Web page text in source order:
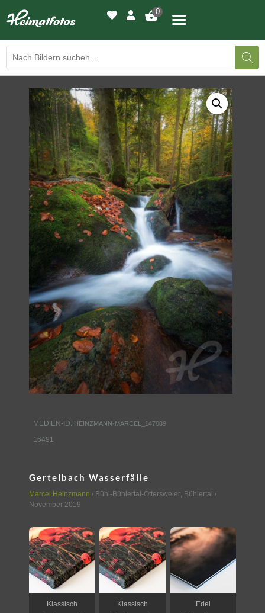
0
BILDERGALERIE
DRUCKQUALITÄTEN
LED-LEUCHTBILDER
WIR DRUCKEN IHR BILD
AUSSTELLUNGEN
HEIMATLICHTER
KONTAKT
MEDIEN-ID: HEINZMANN-MARCEL_147089
16491
Gertelbach Wasserfälle
Marcel Heinzmann / Bühl-Bühlertal-Ottersweier, Bühlertal /
November 2019
Klassisch Klassisch Edel